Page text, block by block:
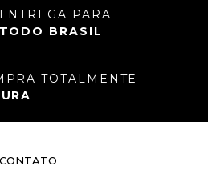
ENTREGA PARA
TODO BRASIL
TOTALMENTE
CONTATO